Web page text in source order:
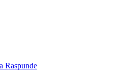
Raspunde